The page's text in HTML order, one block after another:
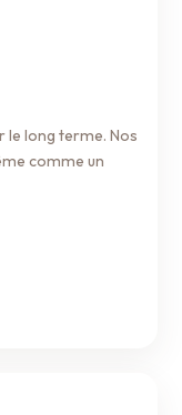
le long terme. Nos
comme un